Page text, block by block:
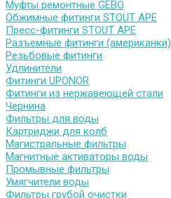
Муфты ремонтные GEBO
Обжимные фитинги STOUT APE
Пресс-фитинги STOUT APE
Разъемные фитинги (американки)
Резьбовые фитинги
Удлинители
Фитинги UPONOR
Фитинги из нержавеющей стали
Чернина
Фильтры для воды
Картриджи для колб
Магистральные фильтры
Магнитные активаторы воды
Промывные фильтры
Умягчители воды
Фильтры грубой очистки